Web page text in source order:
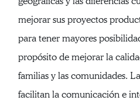
mejorar sus proyectos
para tener mayores
propósito de mejorar la
familias y las comunidades.
facilitan la comunicación e